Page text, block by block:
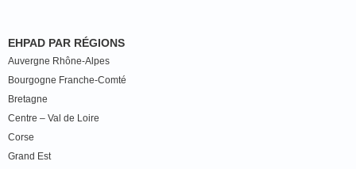
EHPAD PAR RÉGIONS
Auvergne Rhône-Alpes
Bourgogne Franche-Comté
Bretagne
Centre – Val de Loire
Corse
Grand Est